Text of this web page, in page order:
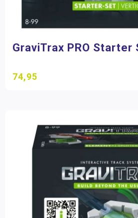
GraviTrax PRO Starter
74,95